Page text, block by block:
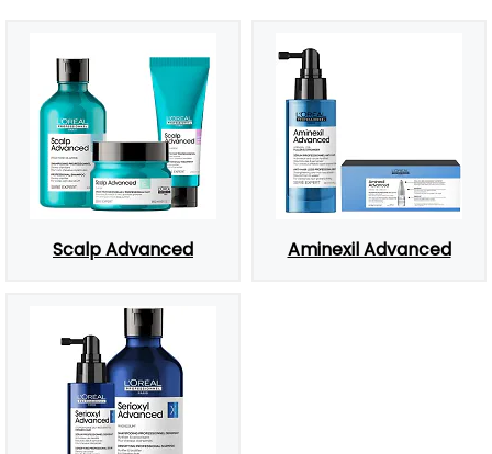
Scalp Advanced Aminexil Advanced